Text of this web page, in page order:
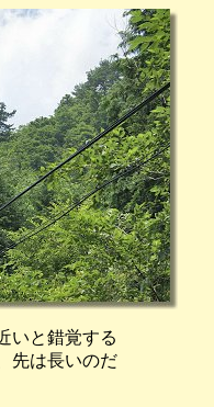
いと錯覚する
先は長いのだ